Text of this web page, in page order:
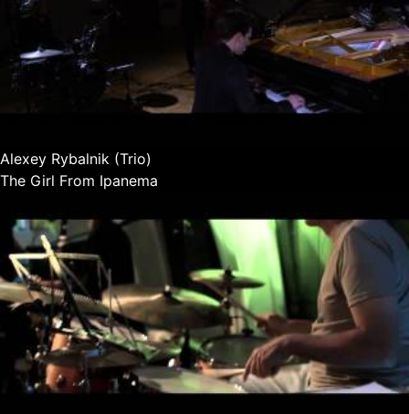
Alexey Rybalnik (Trio)
The Girl From Ipanema